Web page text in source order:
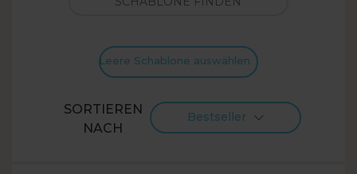
SORTIEREN
NACH
Bestseller
Leere Schablone auswählen